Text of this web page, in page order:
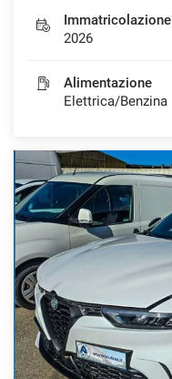
Immatricolazione
2026
Alimentazione
Elettrica/Benzina